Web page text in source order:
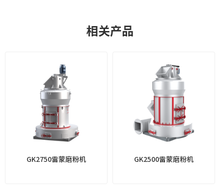
相关产品
GK2750雷蒙磨粉机 GK2500雷蒙磨粉机